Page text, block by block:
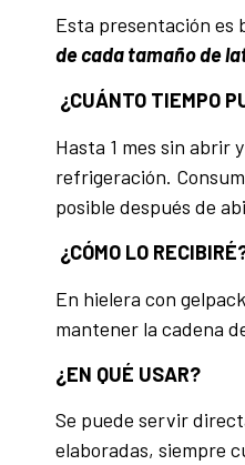
Esta presentación es
de cada tamaño de
¿CUÁNTO TIEMPO
Hasta 1 mes sin abrir
refrigeración.
posible después de
¿CÓMO LO
En hielera con
mantener la cadena
¿EN QUÉ USAR?
Se puede servir
elaboradas, siempre